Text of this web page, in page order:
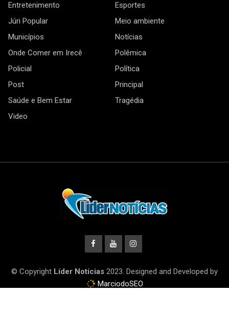
Entretenimento
Esportes
Júri Popular
Meio ambiente
Municípios
Notícias
Onde Comer em Irecê
Polêmica
Policial
Política
Post
Principal
Saúde e Bem Estar
Tragédia
Video
© Copyright Líder Notícias 2023. Designed and Developed by
MarciodoSEO